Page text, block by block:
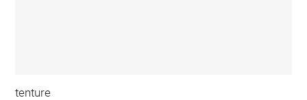
tenture